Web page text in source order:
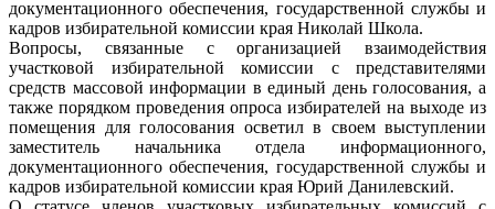
документационного обеспечения, государственной службы и
кадров избирательной комиссии края Николай Школа.
Вопросы, связанные с организацией взаимодействия
участковой избирательной комиссии с представителями
средств массовой информации в единый день голосования, а
также порядком проведения опроса избирателей на выходе из
помещения для голосования осветил в своем выступлении
заместитель начальника отдела информационного,
документационного обеспечения, государственной службы и
кадров избирательной комиссии края Юрий Данилевский.